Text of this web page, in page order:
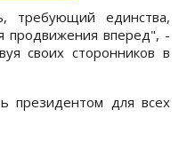
требующий единства,
продвижения вперед", -
своих сторонников в
президентом для всех